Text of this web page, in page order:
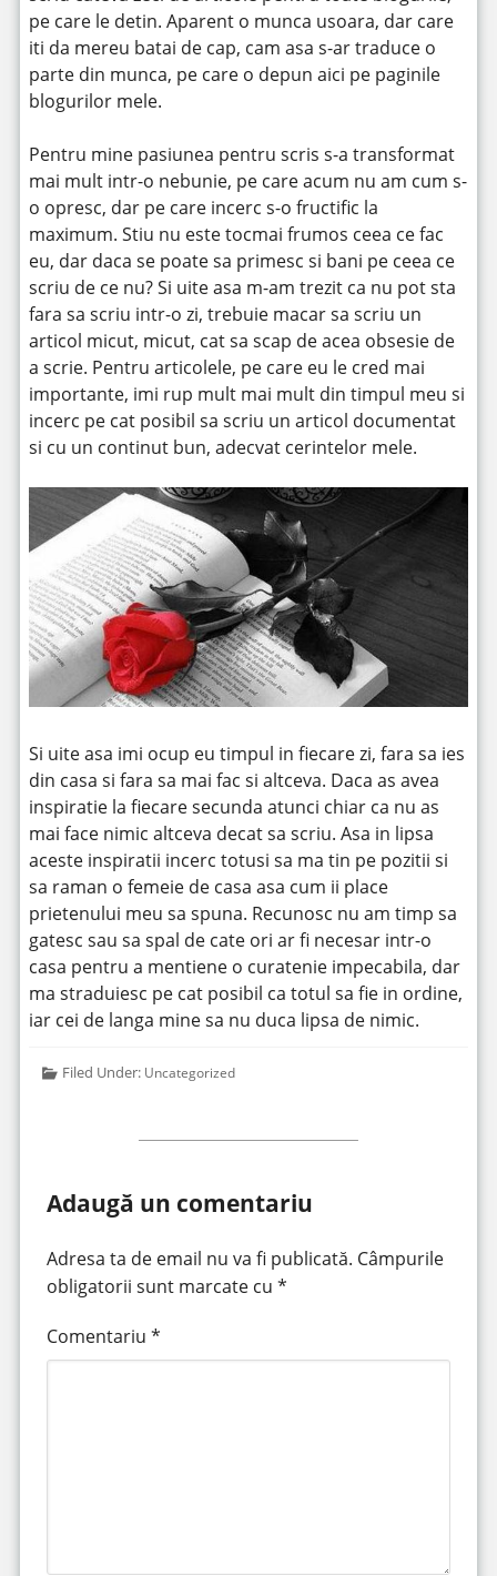
pe care le detin. Aparent o munca usoara, dar care
iti da mereu batai de cap, cam asa s-ar traduce o
parte din munca, pe care o depun aici pe paginile
blogurilor mele.
Pentru mine pasiunea pentru scris s-a transformat
mai mult intr-o nebunie, pe care acum nu am cum s-
o opresc, dar pe care incerc s-o fructific la
maximum. Stiu nu este tocmai frumos ceea ce fac
eu, dar daca se poate sa primesc si bani pe ceea ce
scriu de ce nu? Si uite asa m-am trezit ca nu pot sta
fara sa scriu intr-o zi, trebuie macar sa scriu un
articol micut, micut, cat sa scap de acea obsesie de
a scrie. Pentru articolele, pe care eu le cred mai
importante, imi rup mult mai mult din timpul meu si
incerc pe cat posibil sa scriu un articol documentat
si cu un continut bun, adecvat cerintelor mele.
Si uite asa imi ocup eu timpul in fiecare zi, fara sa ies
din casa si fara sa mai fac si altceva. Daca as avea
inspiratie la fiecare secunda atunci chiar ca nu as
mai face nimic altceva decat sa scriu. Asa in lipsa
aceste inspiratii incerc totusi sa ma tin pe pozitii si
sa raman o femeie de casa asa cum ii place
prietenului meu sa spuna. Recunosc nu am timp sa
gatesc sau sa spal de cate ori ar fi necesar intr-o
casa pentru a mentiene o curatenie impecabila, dar
ma straduiesc pe cat posibil ca totul sa fie in ordine,
iar cei de langa mine sa nu duca lipsa de nimic.
Filed Under: Uncategorized
Adaugă un comentariu
Adresa ta de email nu va fi publicată. Câmpurile
obligatorii sunt marcate cu *
Comentariu *